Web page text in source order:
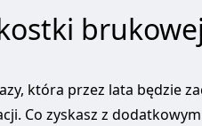
która przez lata będzie
Co zyskasz z